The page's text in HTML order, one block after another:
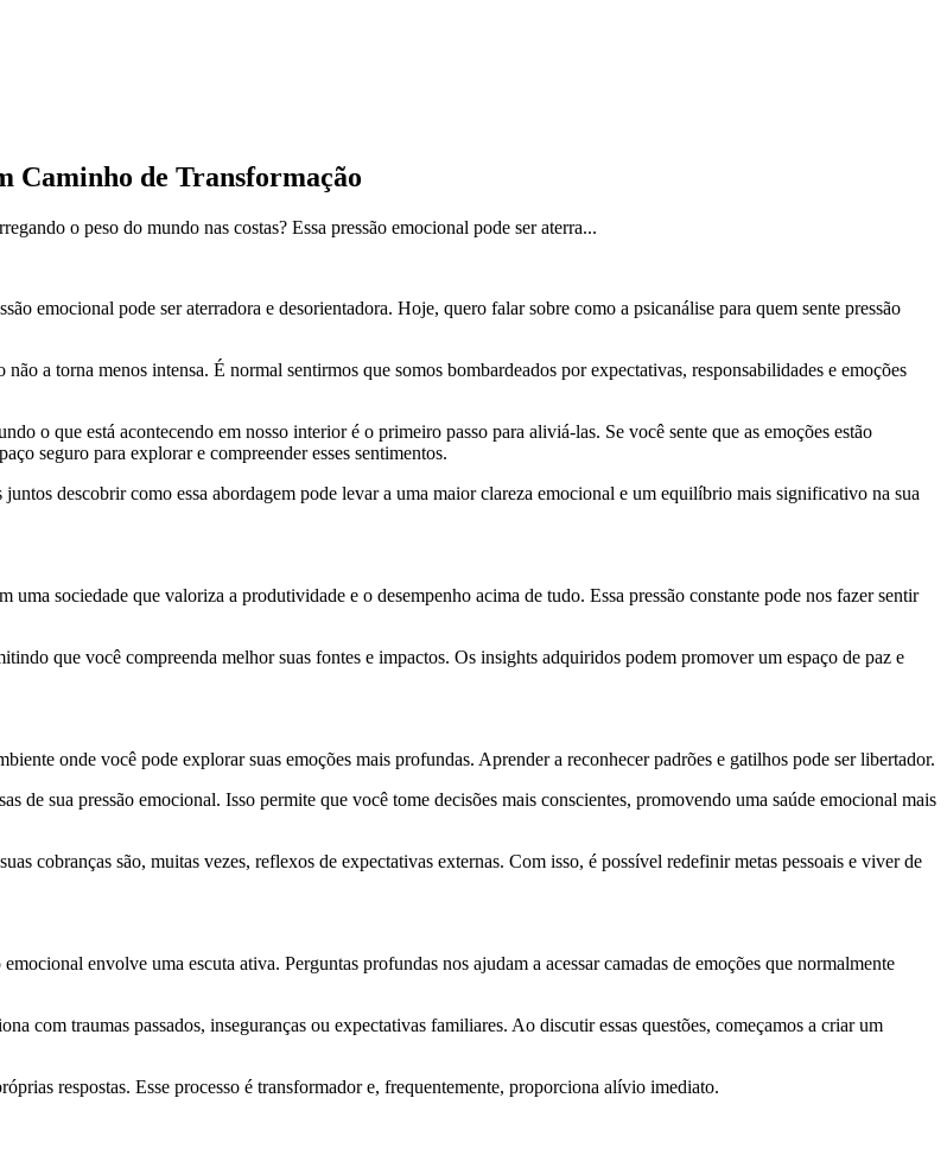
Caminho de Transformação
o peso do mundo nas costas? Essa pressão emocional pode ser aterra...
emocional pode ser aterradora e desorientadora. Hoje, quero falar sobre como a psicanálise para quem sente pressão
a torna menos intensa. É normal sentirmos que somos bombardeados por expectativas, responsabilidades e emoções
o que está acontecendo em nosso interior é o primeiro passo para aliviá-las. Se você sente que as emoções estão
seguro para explorar e compreender esses sentimentos.
descobrir como essa abordagem pode levar a uma maior clareza emocional e um equilíbrio mais significativo na sua
uma sociedade que valoriza a produtividade e o desempenho acima de tudo. Essa pressão constante pode nos fazer sentir
que você compreenda melhor suas fontes e impactos. Os insights adquiridos podem promover um espaço de paz e
onde você pode explorar suas emoções mais profundas. Aprender a reconhecer padrões e gatilhos pode ser libertador.
de sua pressão emocional. Isso permite que você tome decisões mais conscientes, promovendo uma saúde emocional mais
cobranças são, muitas vezes, reflexos de expectativas externas. Com isso, é possível redefinir metas pessoais e viver de
envolve uma escuta ativa. Perguntas profundas nos ajudam a acessar camadas de emoções que normalmente
com traumas passados, inseguranças ou expectativas familiares. Ao discutir essas questões, começamos a criar um
respostas. Esse processo é transformador e, frequentemente, proporciona alívio imediato.